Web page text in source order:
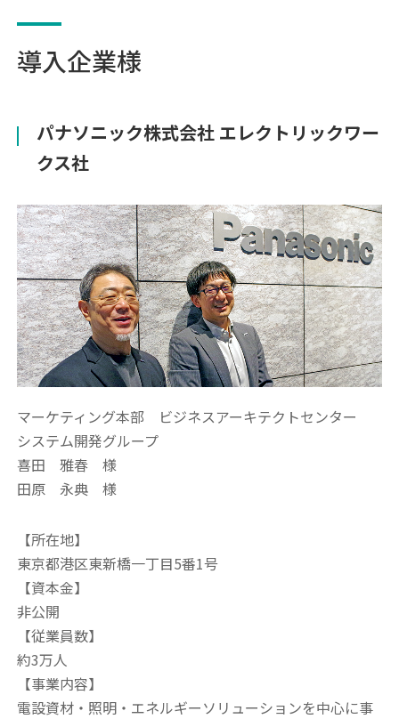
導入企業様
パナソニック株式会社 エレクトリックワー
クス社
マーケティング本部 ビジネスアーキテクトセンター
システム開発グループ
喜田 雅春 様
田原 永典 様
【所在地】
東京都港区東新橋一丁目5番1号
【資本金】
非公開
【従業員数】
約3万人
【事業内容】
電設資材・照明・エネルギーソリューションを中心に事